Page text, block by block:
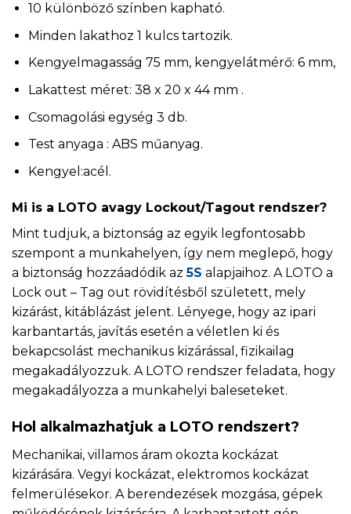
10 különböző színben kapható.
Minden lakathoz 1 kulcs tartozik.
Kengyelmagasság 75 mm, kengyelátmérő: 6 mm,
Lakattest méret: 38 x 20 x 44 mm .
Csomagolási egység 3 db.
Test anyaga : ABS műanyag.
Kengyel:acél.
Mi is a LOTO avagy Lockout/Tagout rendszer?
Mint tudjuk, a biztonság az egyik legfontosabb
szempont a munkahelyen, így nem meglepő, hogy
a biztonság hozzáadódik az5S alapjaihoz. A LOTO a
Lock out – Tag out rövidítésből született, mely
kizárást, kitáblázást jelent. Lényege, hogy az ipari
karbantartás, javítás esetén a véletlen ki és
bekapcsolást mechanikus kizárással, fizikailag
megakadályozzuk. A LOTO rendszer feladata, hogy
megakadályozza a munkahelyi baleseteket.
Hol alkalmazhatjuk a LOTO rendszert?
Mechanikai, villamos áram okozta kockázat
kizárására. Vegyi kockázat, elektromos kockázat
felmerülésekor. A berendezések mozgása, gépek